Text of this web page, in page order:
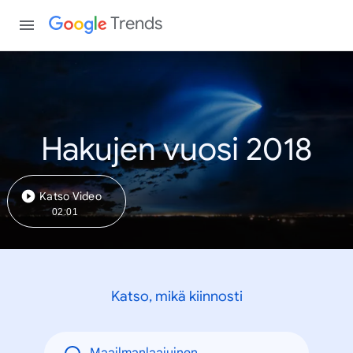
Trends
Hakujen vuosi 2018
Katso Video
02:01
Katso, mikä kiinnosti